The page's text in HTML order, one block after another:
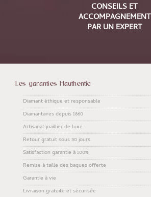
CONSEILS ET
ACCOMPAGNEMENT
PAR UN EXPERT
Les garanties Hauthentic
Diamant éthique et responsable
Diamantaires depuis 1860
Artisanat joaillier de luxe
Retour gratuit sous 30 jours
Satisfaction garantie à 100%
Remise à taille des bagues offerte
Garantie à vie
Livraison gratuite et sécurisée